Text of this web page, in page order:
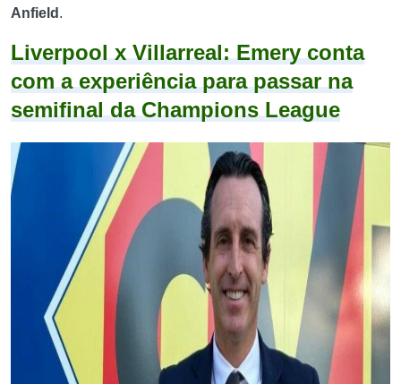
Anfield .
Liverpool x Villarreal: Emery conta
com a experiência para passar na
semifinal da Champions League